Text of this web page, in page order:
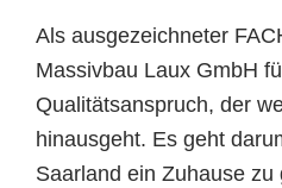
Als ausgezeichneter
Massivbau Laux GmbH
Qualitätsanspruch, der
hinausgeht. Es geht
Saarland ein Zuhause